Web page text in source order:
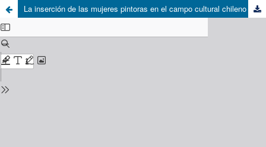
La inserción de las mujeres pintoras en el campo cultural chileno 1866-1914